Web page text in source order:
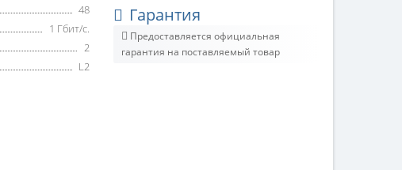
48
1 Гбит/с.
2
L2
Гарантия
Предоставляется официальная
гарантия на поставляемый товар